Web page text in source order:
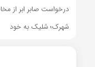
درخواست صابر ابر از
شهرک؛ شلیک به خود